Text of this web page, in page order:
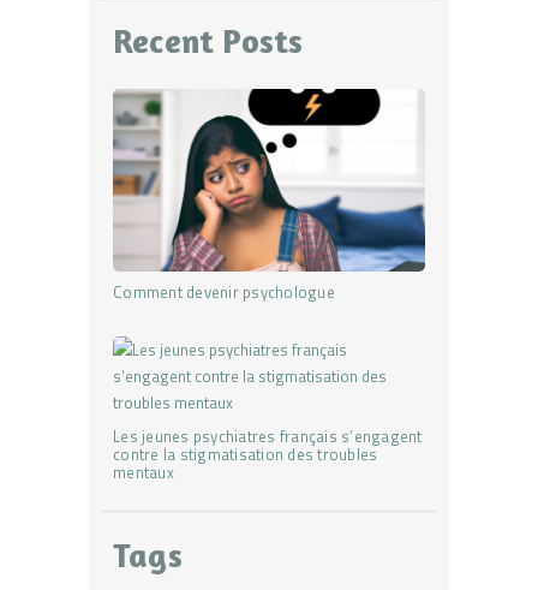
Recent Posts
Comment devenir psychologue
Les jeunes psychiatres français s’engagent
contre la stigmatisation des troubles
mentaux
Tags